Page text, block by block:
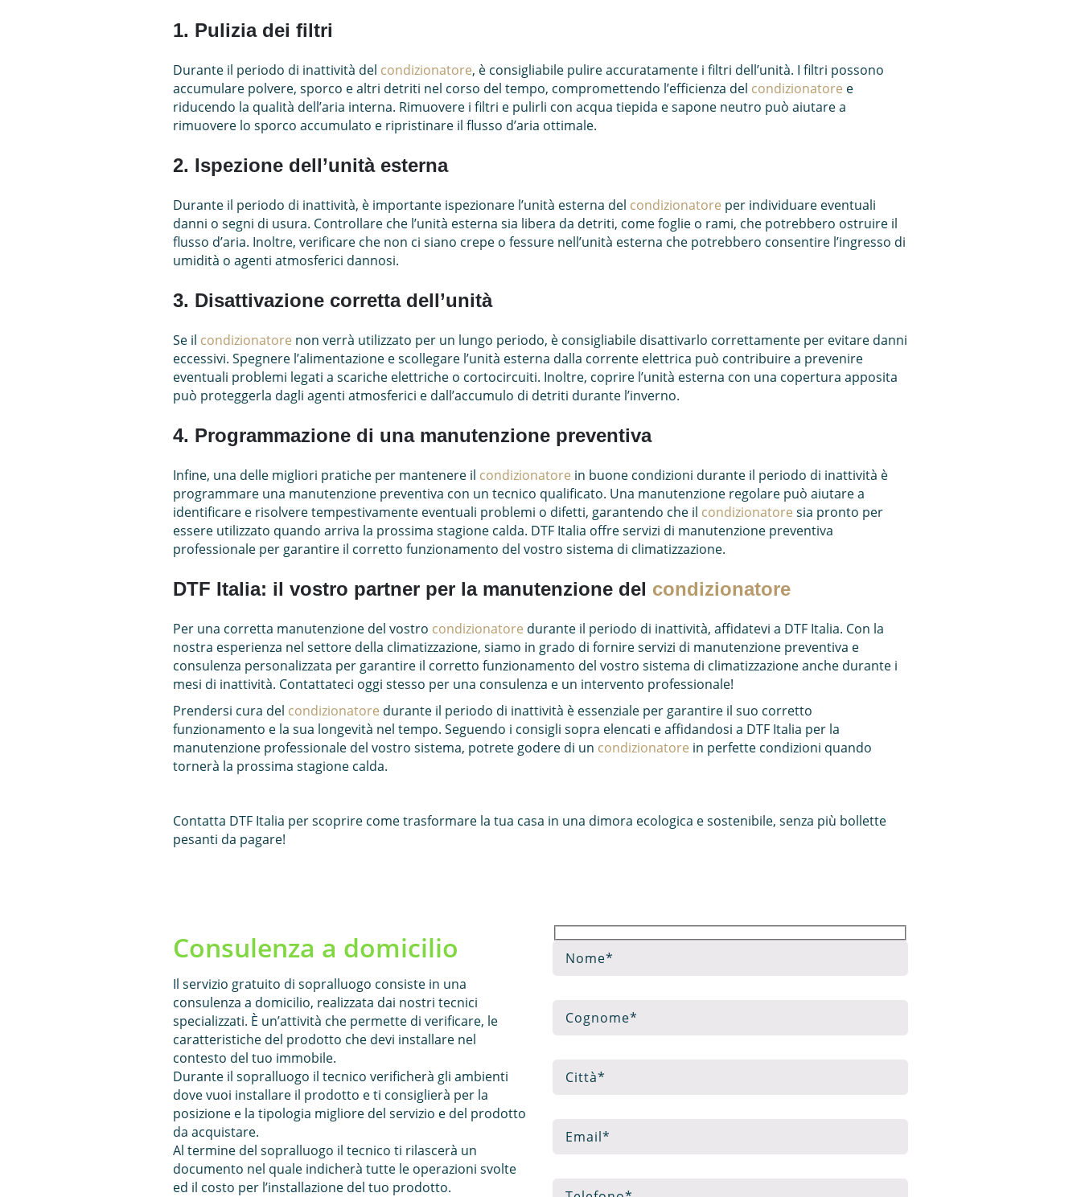
1. Pulizia dei filtri
Durante il periodo di inattività del condizionatore, è consigliabile pulire accuratamente i filtri dell’unità. I filtri possono
accumulare polvere, sporco e altri detriti nel corso del tempo, compromettendo l’efficienza del condizionatore e
riducendo la qualità dell’aria interna. Rimuovere i filtri e pulirli con acqua tiepida e sapone neutro può aiutare a
rimuovere lo sporco accumulato e ripristinare il flusso d’aria ottimale.
2. Ispezione dell’unità esterna
Durante il periodo di inattività, è importante ispezionare l’unità esterna del condizionatore per individuare eventuali
danni o segni di usura. Controllare che l’unità esterna sia libera da detriti, come foglie o rami, che potrebbero ostruire il
flusso d’aria. Inoltre, verificare che non ci siano crepe o fessure nell’unità esterna che potrebbero consentire l’ingresso di
umidità o agenti atmosferici dannosi.
3. Disattivazione corretta dell’unità
Se il condizionatore non verrà utilizzato per un lungo periodo, è consigliabile disattivarlo correttamente per evitare danni
eccessivi. Spegnere l’alimentazione e scollegare l’unità esterna dalla corrente elettrica può contribuire a prevenire
eventuali problemi legati a scariche elettriche o cortocircuiti. Inoltre, coprire l’unità esterna con una copertura apposita
può proteggerla dagli agenti atmosferici e dall’accumulo di detriti durante l’inverno.
4. Programmazione di una manutenzione preventiva
Infine, una delle migliori pratiche per mantenere il condizionatore in buone condizioni durante il periodo di inattività è
programmare una manutenzione preventiva con un tecnico qualificato. Una manutenzione regolare può aiutare a
identificare e risolvere tempestivamente eventuali problemi o difetti, garantendo che il condizionatore sia pronto per
essere utilizzato quando arriva la prossima stagione calda. DTF Italia offre servizi di manutenzione preventiva
professionale per garantire il corretto funzionamento del vostro sistema di climatizzazione.
DTF Italia: il vostro partner per la manutenzione del condizionatore
Per una corretta manutenzione del vostro condizionatore durante il periodo di inattività, affidatevi a DTF Italia. Con la
nostra esperienza nel settore della climatizzazione, siamo in grado di fornire servizi di manutenzione preventiva e
consulenza personalizzata per garantire il corretto funzionamento del vostro sistema di climatizzazione anche durante i
mesi di inattività. Contattateci oggi stesso per una consulenza e un intervento professionale!
Prendersi cura del condizionatore durante il periodo di inattività è essenziale per garantire il suo corretto
funzionamento e la sua longevità nel tempo. Seguendo i consigli sopra elencati e affidandosi a DTF Italia per la
manutenzione professionale del vostro sistema, potrete godere di un condizionatore in perfette condizioni quando
tornerà la prossima stagione calda.
Contatta DTF Italia per scoprire come trasformare la tua casa in una dimora ecologica e sostenibile, senza più bollette
pesanti da pagare!
Consulenza a domicilio
Il servizio gratuito di sopralluogo consiste in una
consulenza a domicilio, realizzata dai nostri tecnici
specializzati. È un’attività che permette di verificare, le
caratteristiche del prodotto che devi installare nel
contesto del tuo immobile.
Durante il sopralluogo il tecnico verificherà gli ambienti
dove vuoi installare il prodotto e ti consiglierà per la
posizione e la tipologia migliore del servizio e del prodotto
da acquistare.
Al termine del sopralluogo il tecnico ti rilascerà un
documento nel quale indicherà tutte le operazioni svolte
ed il costo per l’installazione del tuo prodotto.